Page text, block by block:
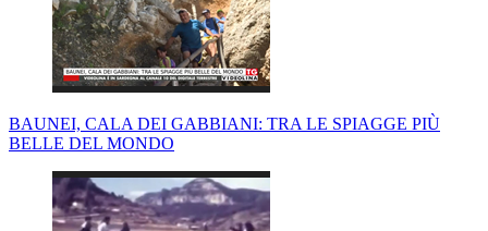
BAUNEI, CALA DEI GABBIANI: TRA LE SPIAGGE PIÙ
BELLE DEL MONDO